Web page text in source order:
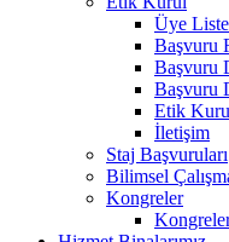
Üye
Başvuru
Başvuru
Başvuru
Etik
İletişim
Staj Başvuruları
Bilimsel
Kongreler